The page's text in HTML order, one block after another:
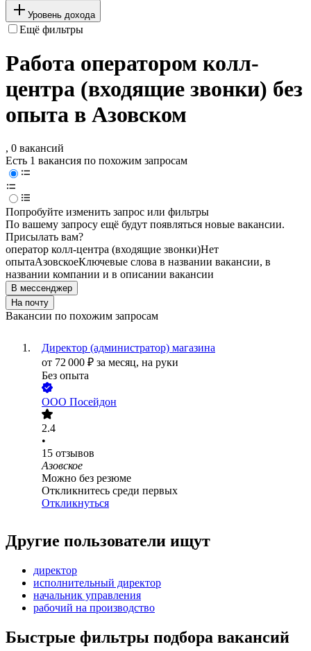
Уровень дохода
Ещё фильтры
Работа оператором колл-
центра (входящие звонки) без
опыта в Азовском
, 0 вакансий
Есть 1 вакансия по похожим запросам
Попробуйте изменить запрос или фильтры
По вашему запросу ещё будут появляться новые вакансии.
Присылать вам?
оператор колл-центра (входящие звонки)Нет
опытаАзовскоеКлючевые слова в названии вакансии, в
названии компании и в описании вакансии
В мессенджер
На почту
Вакансии по похожим запросам
Директор (администратор) магазина
от 72 000 ₽ за месяц, на руки
Без опыта
ООО Посейдон
2.4
•
15 отзывов
Азовское
Можно без резюме
Откликнитесь среди первых
Откликнуться
Другие пользователи ищут
директор
исполнительный директор
начальник управления
рабочий на производство
Быстрые фильтры подбора вакансий